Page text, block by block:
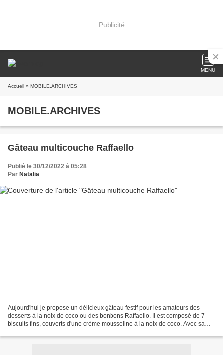
Publicité
MENU
Accueil » MOBILE.ARCHIVES
MOBILE.ARCHIVES
Gâteau multicouche Raffaello
Publié le 30/12/2022 à 05:28
Par Natalia
Aujourd'hui je propose un délicieux gâteau festif pour les amateurs des
desserts à la noix de coco ou des bonbons Raffaello. Il est composé de 7
biscuits fins, couverts d'une crème mousseline à la noix de coco. Avec sa